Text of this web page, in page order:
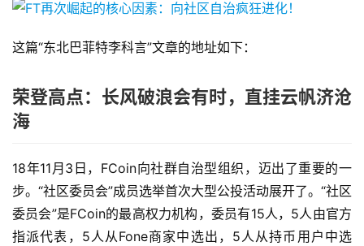
这篇“东北巴菲特李科言”文章的地址如下：
荣登高点：长风破浪会有时，直挂云帆济沧
海
18年11月3日，FCoin向社群自治型组织，迈出了重要的一
步。“社区委员会”成员选举首次大型公投活动展开了。“社区
委员会”是FCoin的最高权力机构，委员有15人，5人由官方
指派代表，5人从Fone商家中选出，5人从持币用户中选